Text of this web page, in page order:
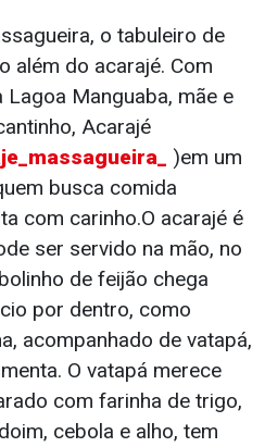
o tabuleiro de
além do acarajé. Com
Manguaba, mãe e
Acarajé
)em um
busca comida
com carinho.O acarajé é
ser servido na mão, no
de feijão chega
por dentro, como
acompanhado de vatapá,
O vatapá merece
com farinha de trigo,
cebola e alho, tem